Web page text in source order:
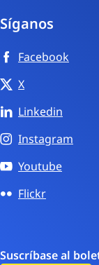
Síganos
Facebook
X
Linkedin
Instagram
Youtube
Flickr
Suscríbase al